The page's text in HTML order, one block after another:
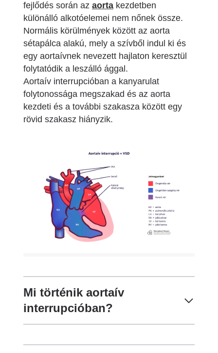
fejlődés során az aorta kezdetben
különálló alkotóelemei nem nőnek össze.
Normális körülmények között az aorta
sétapálca alakú, mely a szívből indul ki és
egy aortaívnek nevezett hajlaton keresztül
folytatódik a leszálló ággal.
Aortaív interrupcióban a kanyarulat
folytonossága megszakad és az aorta
kezdeti és a további szakasza között egy
rövid szakasz hiányzik.
Mi történik aortaív
interrupcióban?